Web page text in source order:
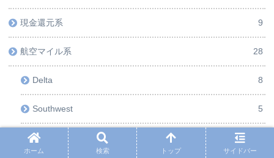
現金還元系 9
航空マイル系 28
Delta 8
Southwest 5
United
ホーム 検索 トップ サイドバー